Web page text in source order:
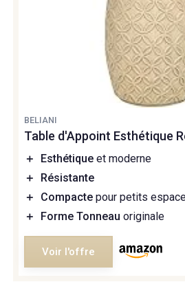
BELIANI
Table d'Appoint Esthétique
＋ Esthétique et moderne
＋
Résistante
＋
Compacte pour petits
＋
Forme Tonneau originale
Voir l'offre